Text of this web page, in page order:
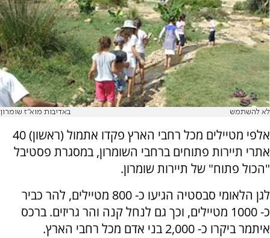
לא להשתמש באדיבות מוא"ז שומרון
אלפי מטיילים מכל רחבי הארץ פקדו אתמול (ראשון) 40
אתרי תיירות פתוחים ברחבי השומרון, במסגרת פסטיבל
"הכול פתוח" של תיירות שומרון.
לגן הלאומי סבסטיה הגיעו כ- 800 מטיילים, להר כביר
כ- 1000 מטיילים, וכך גם לנחל קנה והר גריזים. ברכס
איתמר ביקרו כ- 2,000 בני אדם מכל רחבי הארץ.